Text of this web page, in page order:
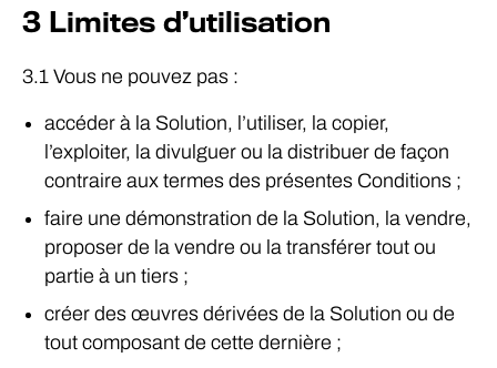
3 Limites d’utilisation
3.1 Vous ne pouvez pas :
accéder à la Solution, l’utiliser, la copier,
l’exploiter, la divulguer ou la distribuer de façon
contraire aux termes des présentes Conditions ;
faire une démonstration de la Solution, la vendre,
proposer de la vendre ou la transférer tout ou
partie à un tiers ;
créer des œuvres dérivées de la Solution ou de
tout composant de cette dernière ;